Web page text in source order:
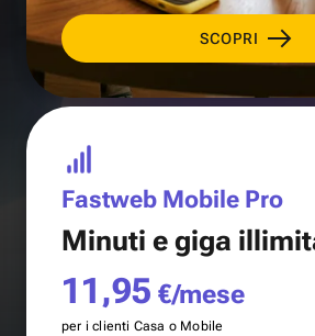
SCOPRI
Fastweb Mobile Pro
Minuti e giga
11,95 €/mese
per i clienti Casa o Mobile